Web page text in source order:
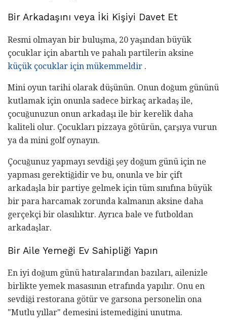
Bir Arkadaşını veya İki Kişiyi Davet Et
Resmi olmayan bir buluşma, 20 yaşından büyük
çocuklar için abartılı ve pahalı partilerin aksine
küçük çocuklar için mükemmeldir .
Mini oyun tarihi olarak düşünün. Onun doğum gününü
kutlamak için onunla sadece birkaç arkadaş ile,
çocuğunuzun onun arkadaşı ile bir kerelik daha
kaliteli olur. Çocukları pizzaya götürün, çarşıya vurun
ya da mini golf oynayın.
Çocuğunuz yapmayı sevdiği şey doğum günü için ne
yapması gerektiğidir ve bu, onunla ve bir çift
arkadaşla bir partiye gelmek için tüm sınıfına büyük
bir para harcamak zorunda kalmanın aksine daha
gerçekçi bir olasılıktır. Ayrıca bale ve futboldan
arkadaşlar.
Bir Aile Yemeği Ev Sahipliği Yapın
En iyi doğum günü hatıralarından bazıları, ailenizle
birlikte yemek masasının etrafında yapılır. Onu en
sevdiği restorana götür ve garsona personelin ona
"Mutlu yıllar" demesini istemediğini unutma.